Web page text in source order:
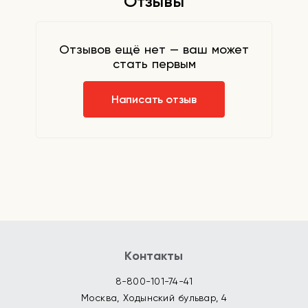
Отзывов ещё нет — ваш может
стать первым
Написать отзыв
Контакты
8-800-101-74-41
Москва, Ходынский бульвар, 4